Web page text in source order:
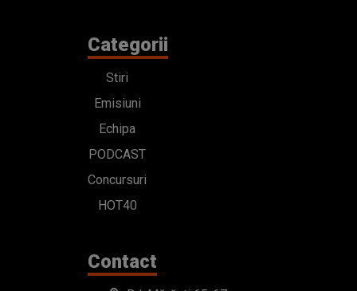
Categorii
Stiri
Emisiuni
Echipa
PODCAST
Concursuri
HOT40
Contact